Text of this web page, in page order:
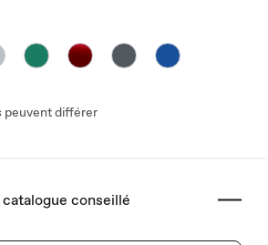
peuvent différer
catalogue conseillé